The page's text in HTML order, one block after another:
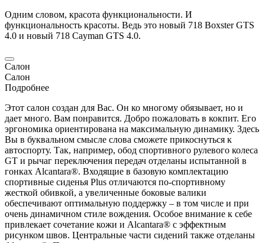
Одним словом, красота функциональности. И
функциональность красоты. Ведь это новый 718 BoxsterGTS
4.0 и новый 718 Cayman GTS 4.0.
Салон
Салон
Подробнее
Этот салон создан для Вас. Он ко многому обязывает, но и
дает много. Вам понравится. Добро пожаловать в кокпит. Его
эргономика ориентирована на максимальную динамику. Здесь
Вы в буквальном смысле слова сможете прикоснуться к
автоспорту. Так, например, обод спортивного рулевого колеса
GT и рычаг переключения передач отделаны испытанной в
гонках Alcantara®. Входящие в базовую комплектацию
спортивные сиденья Plus отличаются по-спортивному
жесткой обивкой, а увеличенные боковые валики
обеспечивают оптимальную поддержку – в том числе и при
очень динамичном стиле вождения. Особое внимание к себе
привлекает сочетание кожи и Alcantara® с эффектным
рисунком швов. Центральные части сидений также отделаны